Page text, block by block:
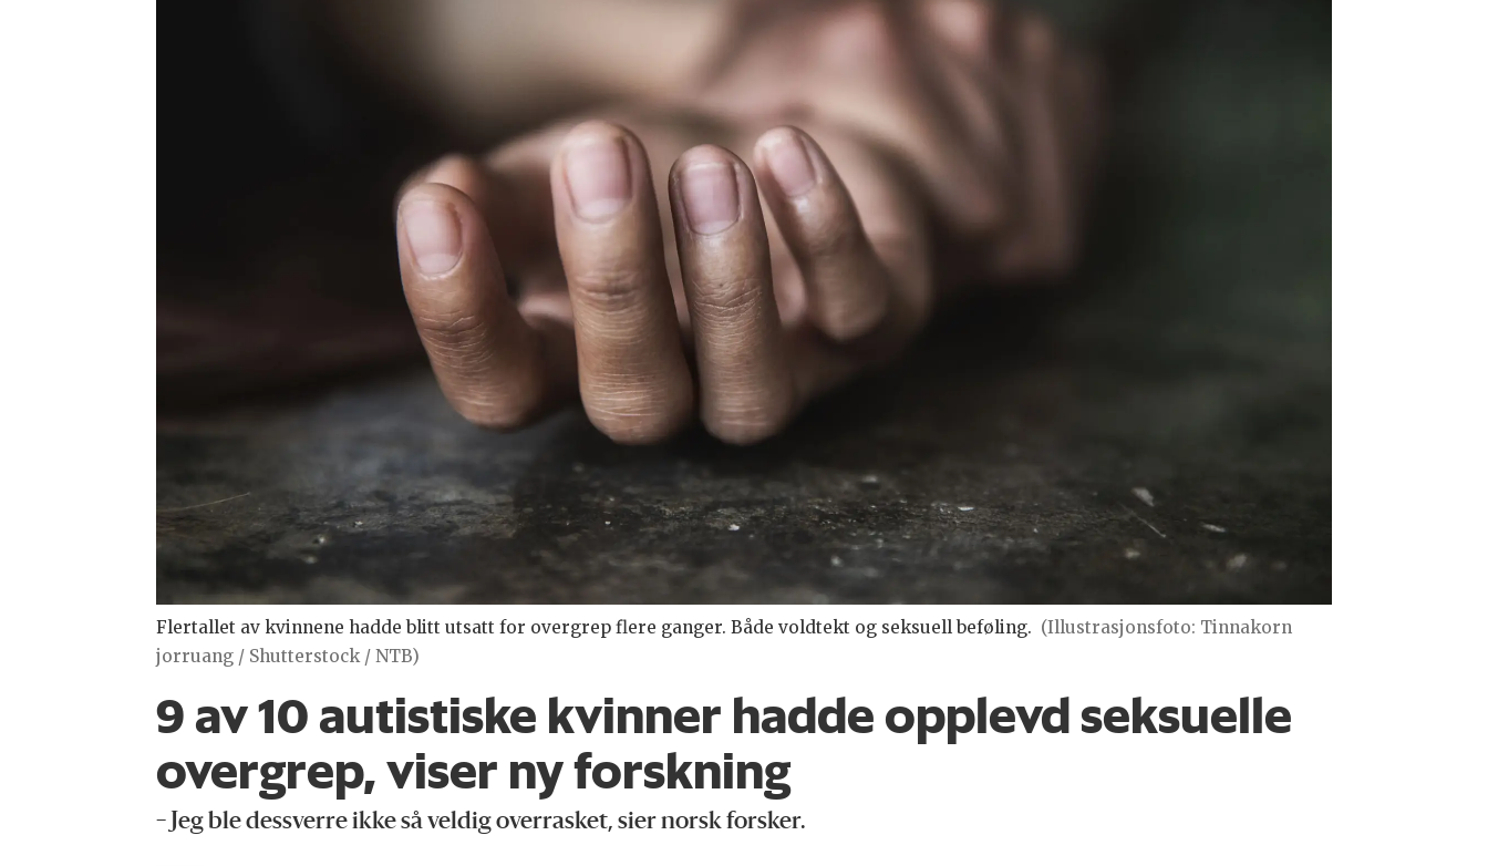
Flertallet av kvinnene hadde blitt utsatt for overgrep flere ganger. Både voldtekt og seksuell beføling. (Illustrasjonsfoto: Tinnakorn
jorruang / Shutterstock / NTB)
9 av 10 autistiske kvinner hadde opplevd seksuelle
overgrep, viser ny forskning
− Jeg ble dessverre ikke så veldig overrasket, sier norsk forsker.